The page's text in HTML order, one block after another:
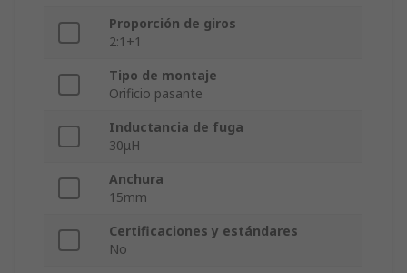
Proporción de giros
2:1+1
Tipo de montaje
Orificio pasante
Inductancia de fuga
30μH
Anchura
15mm
Certificaciones y estándares
No